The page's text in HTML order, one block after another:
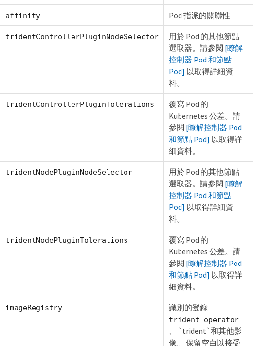
affinity Pod 指派的關聯性
tridentControllerPluginNodeSelector
用於 Pod 的其他節點
選取器。請參閱 [瞭解
控制器 Pod 和節點
Pod] 以取得詳細資
料。
tridentControllerPluginTolerations
覆寫 Pod 的
Kubernetes 公差。請
參閱 [瞭解控制器 Pod
和節點 Pod] 以取得詳
細資料。
tridentNodePluginNodeSelector
用於 Pod 的其他節點
選取器。請參閱 [瞭解
控制器 Pod 和節點
Pod] 以取得詳細資
料。
tridentNodePluginTolerations
覆寫 Pod 的
Kubernetes 公差。請
參閱 [瞭解控制器 Pod
和節點 Pod] 以取得詳
細資料。
imageRegistry 識別的登錄
trident-operator
、 `trident`和其他影
像。 保留空白以接受